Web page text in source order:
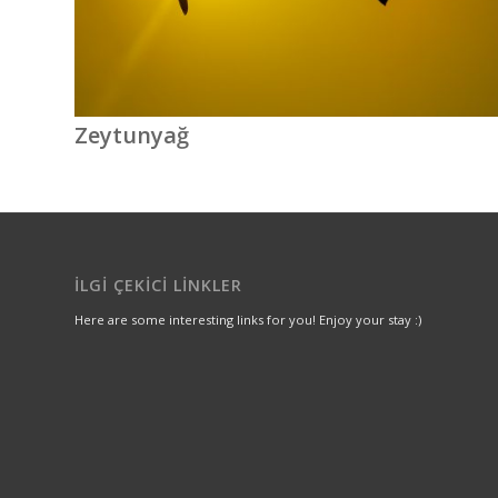
Zeytunyağ
İLGI ÇEKICI LINKLER
Here are some interesting links for you! Enjoy your stay :)